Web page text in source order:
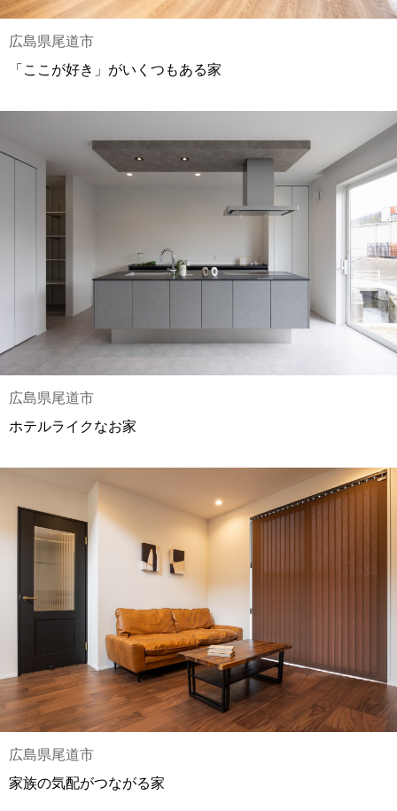
広島県尾道市
「ここが好き」がいくつもある家
広島県尾道市
ホテルライクなお家
広島県尾道市
家族の気配がつながる家